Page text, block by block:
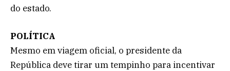
do estado.
POLÍTICA
Mesmo em viagem oficial, o presidente da
República deve tirar um tempinho para incentivar